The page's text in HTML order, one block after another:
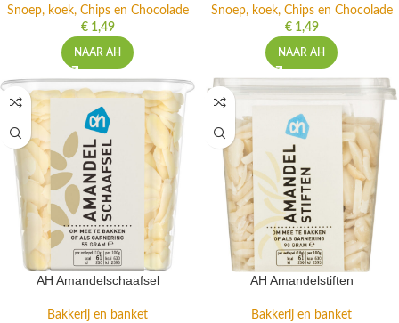
Snoep, koek, Chips en Chocolade
€1,49
NAAR AH
Snoep, koek, Chips en Chocolade
€1,49
NAAR AH
AH Amandelschaafsel
Bakkerij en banket
AH Amandelstiften
Bakkerij en banket